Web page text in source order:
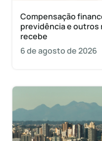
Compensação
previdência e outros
recebe
6 de agosto de 2026